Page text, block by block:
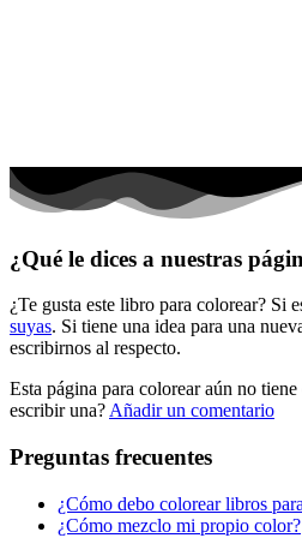
Halloween y otoño
Mandalas
Música e instrumentos musicales
Peluches y caballos
Primavera y pascua
Transporte
Verano y vacaciones
¿Qué le dices a nuestras
¿Te gusta este libro para colorear? Si
suyas. Si tiene una idea para una
escribirnos al respecto.
Esta página para colorear aún no
escribir una? Añadir un comentario
Preguntas frecuentes
¿Cómo debo colorear libros
¿Cómo mezclo mi propio color?